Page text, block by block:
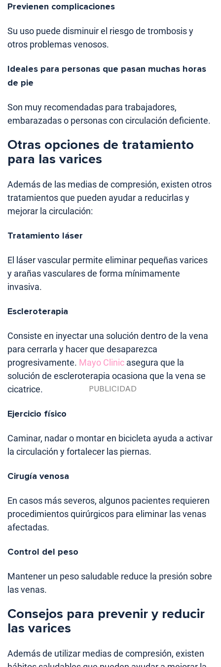
Previenen complicaciones
Su uso puede disminuir el riesgo de trombosis y
otros problemas venosos.
Ideales para personas que pasan muchas horas
de pie
Son muy recomendadas para trabajadores,
embarazadas o personas con circulación deficiente.
Otras opciones de tratamiento
para las varices
Además de las medias de compresión, existen otros
tratamientos que pueden ayudar a reducirlas y
mejorar la circulación:
Tratamiento láser
El láser vascular permite eliminar pequeñas varices
y arañas vasculares de forma mínimamente
invasiva.
Escleroterapia
Consiste en inyectar una solución dentro de la vena
para cerrarla y hacer que desaparezca
progresivamente. Mayo Clinic asegura que la
solución de escleroterapia ocasiona que la vena se
cicatrice.
Ejercicio físico
Caminar, nadar o montar en bicicleta ayuda a activar
la circulación y fortalecer las piernas.
Cirugía venosa
En casos más severos, algunos pacientes requieren
procedimientos quirúrgicos para eliminar las venas
afectadas.
Control del peso
Mantener un peso saludable reduce la presión sobre
las venas.
Consejos para prevenir y reducir
las varices
Además de utilizar medias de compresión, existen